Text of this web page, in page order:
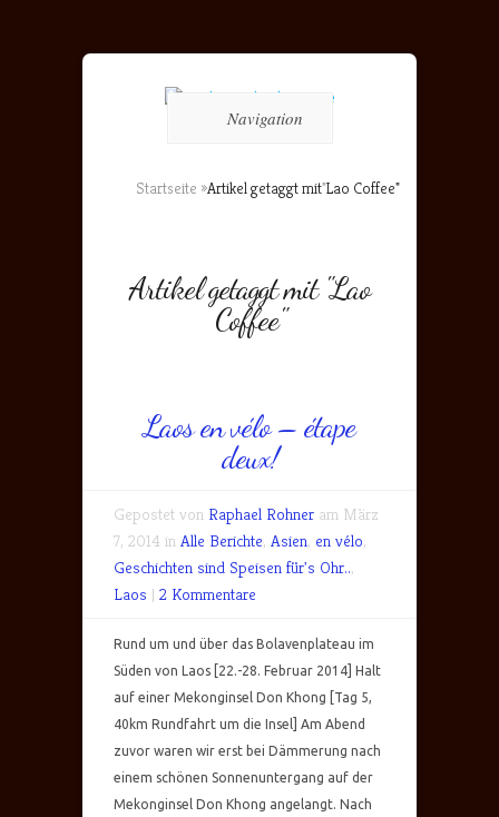
Navigation
Startseite »Artikel getaggt mit"Lao Coffee"
Artikel getaggt mit "Lao
Coffee"
Laos en vélo – étape
deux!
Gepostet von Raphael Rohner am März
7, 2014 in Alle Berichte, Asien, en vélo,
Geschichten sind Speisen für's Ohr..,
Laos | 2 Kommentare
Rund um und über das Bolavenplateau im
Süden von Laos [22.-28. Februar 2014] Halt
auf einer Mekonginsel Don Khong [Tag 5,
40km Rundfahrt um die Insel] Am Abend
zuvor waren wir erst bei Dämmerung nach
einem schönen Sonnenuntergang auf der
Mekonginsel Don Khong angelangt. Nach